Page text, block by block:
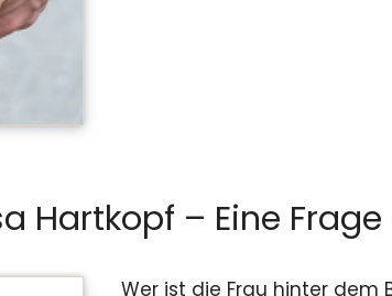
Hartkopf – Eine
Wer ist die Frau hinter dem